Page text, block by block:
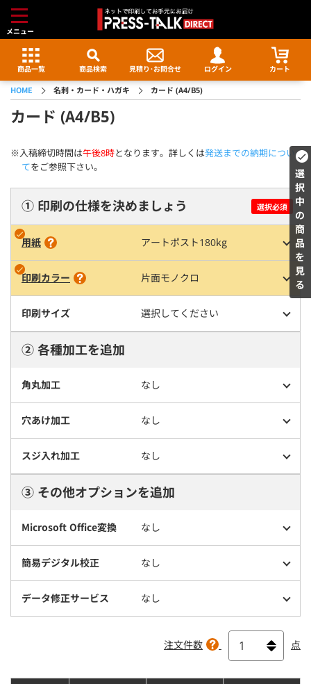
メニュー
商品一覧 商品検索 見積り･お問合せ ログイン カート
HOME 名刺・カード・ハガキ カード (A4/B5)
カード (A4/B5)
※入稿締切時間は午後8時となります。詳しくは発送までの納期につい
てをご参照下さい。
① 印刷の仕様を決めましょう 選択必須
用紙 アートポスト180kg
印刷カラー 片面モノクロ
印刷サイズ 選択してください
② 各種加工を追加
角丸加工 なし
穴あけ加工 なし
スジ入れ加工 なし
③ その他オプションを追加
Microsoft Office変換 なし
簡易デジタル校正 なし
データ修正サービス なし
注文件数 点
選択中の商品を見る